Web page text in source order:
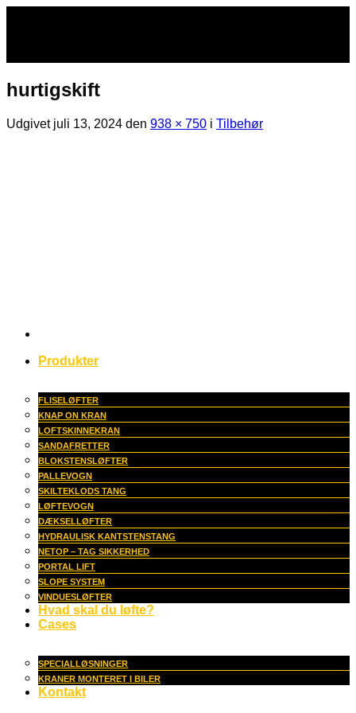
Produkter
FLISELØFTER
KNAP ON KRAN
LOFTSKINNEKRAN
SANDAFRETTER
BLOKSTENSLØFTER
PALLEVOGN
SKILTEKLODS TANG
LØFTEVOGN
DÆKSELLØFTER
HYDRAULISK KANTSTENSTANG
NETOP – TAG SIKKERHED
PORTAL LIFT
SLOPE SYSTEM
VINDUESLØFTER
Hvad skal du løfte?
Cases
SPECIALLØSNINGER
KRANER MONTERET I BILER
Kontakt
hurtigskift
Udgivet juli 13, 2024 den 938 × 750 i Tilbehør